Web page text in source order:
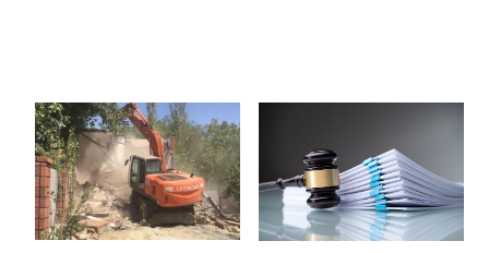
06 Tir 1405 - 16:11